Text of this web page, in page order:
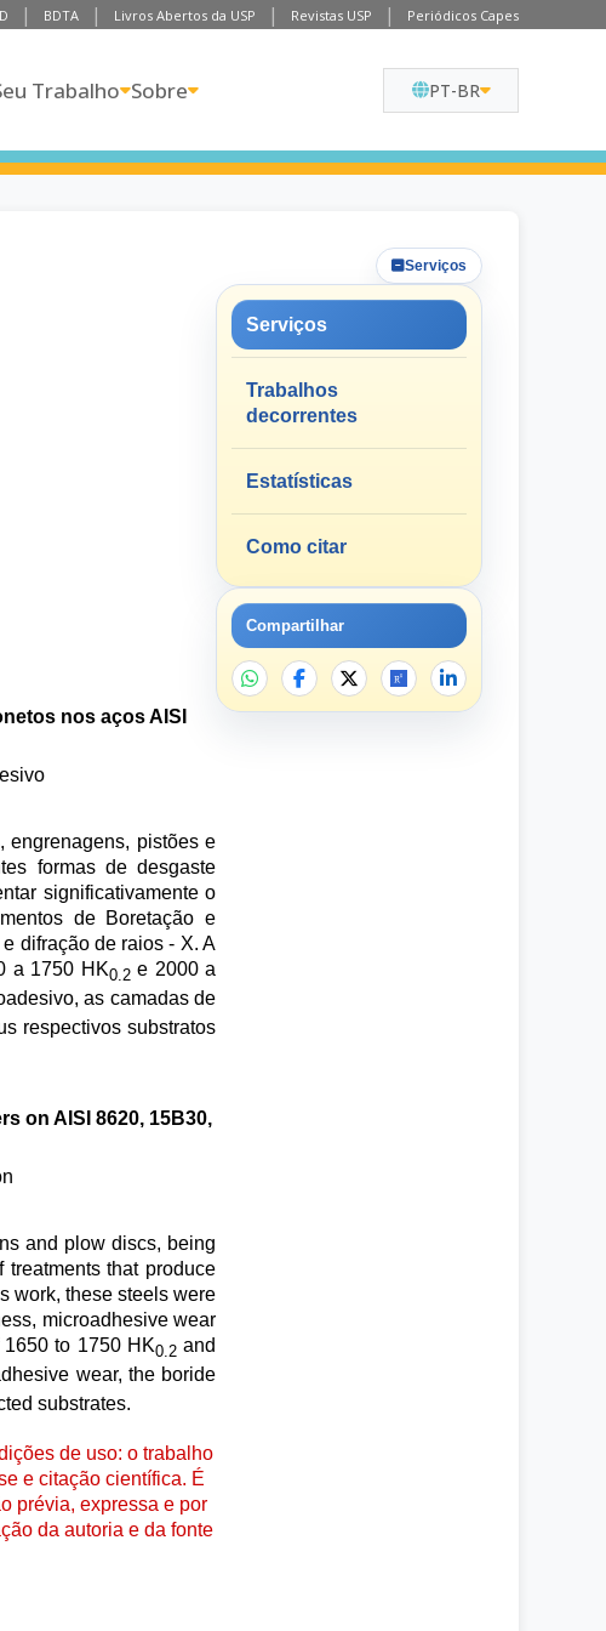
BDTA Livros Abertos da USP Revistas USP Periódicos Capes
Trabalho Sobre PT-BR
nos aços AISI
engrenagens, pistões e
formas de desgaste
significativamente o
de Boretação e
difração de raios - X. A
a 1750 HK0.2e 2000 a
as camadas de
respectivos substratos
on AISI 8620, 15B30,
and plow discs, being
that produce
work, these steels were
microadhesive wear
to 1750 HK0.2and
wear, the boride
substrates.
de uso: o trabalho
e citação científica. É
prévia, expressa e por
da autoria e da fonte
Serviços
Serviços
Trabalhos
decorrentes
Estatísticas
Como citar
Compartilhar